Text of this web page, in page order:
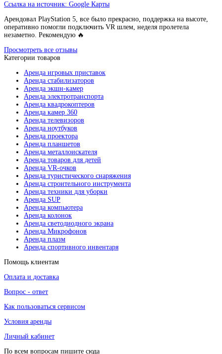
Ссылка на источник: Google Карты
Арендовал PlayStation 5, все было прекрасно, поддержка на высоте,
оперативно помогли подключить VR шлем, неделя пролетела
незаметно. Рекомендую 🔥
Просмотреть все отзывы
Категории товаров
Аренда игровых приставок
Аренда стабилизаторов
Аренда экшн-камер
Аренда электротранспорта
Аренда квадрокоптеров
Аренда камер 360
Аренда телевизоров
Аренда ноутбуков
Аренда проектора
Аренда планшетов
Аренда металлоискателя
Аренда товаров для детей
Аренда VR-очков
Аренда туристического снаряжения
Аренда строительного инструмента
Аренда техники для уборки
Аренда SUP
Аренда компьютера
Аренда колонок
Аренда светодиодного экрана
Аренда Микрофонов
Аренда плазм
Аренда спортивного инвентаря
Помощь клиентам
Оплата и доставка
Вопрос - ответ
Как пользоваться сервисом
Условия аренды
Личный кабинет
По всем вопросам пишите сюда